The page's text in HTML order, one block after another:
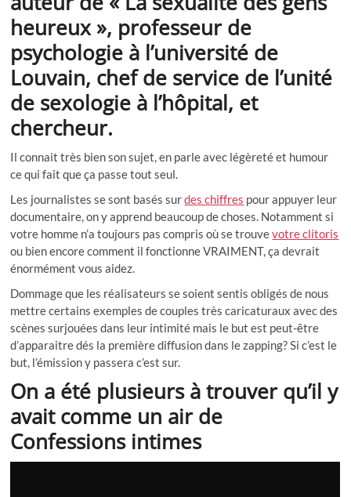
heureux », professeur de
psychologie à l’université de
Louvain, chef de service de l’unité
de sexologie à l’hôpital, et
chercheur.
Il connait très bien son sujet, en parle avec légèreté et humour
ce qui fait que ça passe tout seul.
Les journalistes se sont basés surdes chiffres pour appuyer leur
documentaire, on y apprend beaucoup de choses. Notamment si
votre homme n’a toujours pas compris où se trouvevotre clitoris
ou bien encore comment il fonctionne VRAIMENT, ça devrait
énormément vous aidez.
Dommage que les réalisateurs se soient sentis obligés de nous
mettre certains exemples de couples très caricaturaux avec des
scènes surjouées dans leur intimité mais le but est peut-être
d’apparaitre dés la première diffusion dans le zapping? Si c’est le
but, l’émission y passera c’est sur.
On a été plusieurs à trouver qu’il y
avait comme un air de
Confessions intimes